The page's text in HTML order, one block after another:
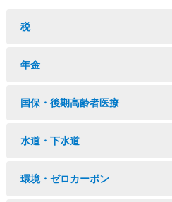
税
年金
国保・後期高齢者医療
水道・下水道
環境・ゼロカーボン